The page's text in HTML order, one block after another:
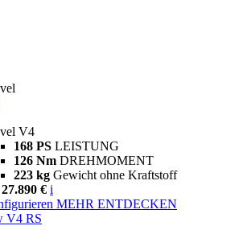
V4
168 PS LEISTUNG
126 Nm DREHMOMENT
223 kg Gewicht ohne Kraftstoff
€ i
MEHR ENTDECKEN
V4 RS